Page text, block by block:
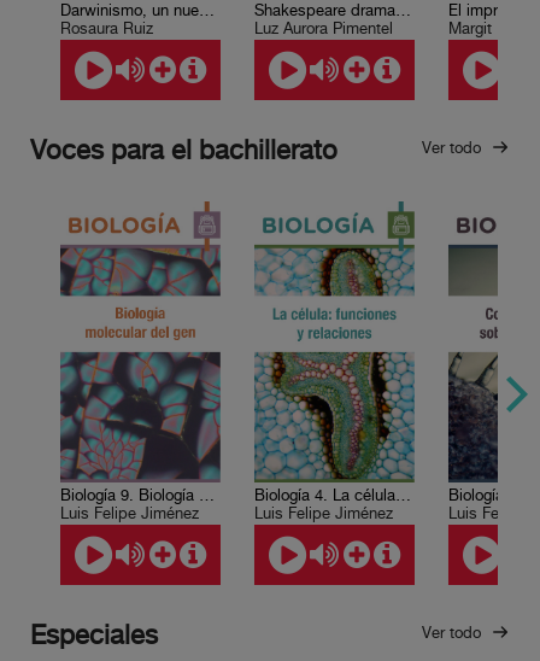
Darwinismo, un nuevo paradigma para un viejo problema: el diseño “inteligente”
Rosaura Ruiz
Shakespeare dramaturgo
Luz Aurora Pimentel
Margit Frenk
Voces para el bachillerato Ver todo
Biología 9. Biología molecular del gen
Luis Felipe Jiménez
Biología 4. La célula: funciones y relaciones
Luis Felipe Jiménez
Luis Felipe
Especiales Ver todo